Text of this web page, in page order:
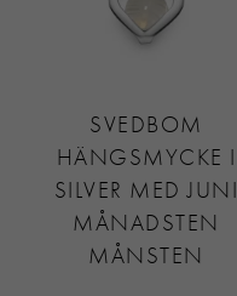
SVEDBOM
HÄNGSMYCKE I
SILVER MED JUNI
MÅNADSTEN
MÅNSTEN